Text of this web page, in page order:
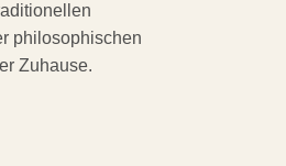
philosophischen
Zuhause.